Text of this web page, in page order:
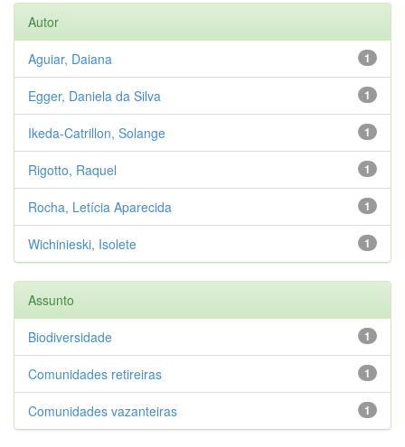
Autor
1
Aguiar, Daiana
1
Egger, Daniela da Silva
1
Ikeda-Catrillon, Solange
1
Rigotto, Raquel
1
Rocha, Letícia Aparecida
1
Wichinieski, Isolete
Assunto
1
Biodiversidade
1
Comunidades retireiras
1
Comunidades vazanteiras